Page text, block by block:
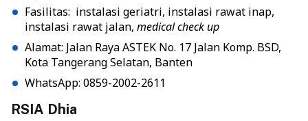
Fasilitas: instalasi geriatri, instalasi rawat inap,
instalasi rawat jalan, medical check up
Alamat: Jalan Raya ASTEK No. 17 Jalan Komp. BSD,
Kota Tangerang Selatan, Banten
WhatsApp: 0859-2002-2611
RSIA Dhia